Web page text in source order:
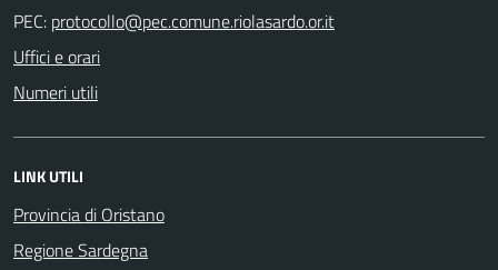
PEC:
Uffici e orari
Numeri utili
LINK UTILI
Provincia di Oristano
Regione Sardegna